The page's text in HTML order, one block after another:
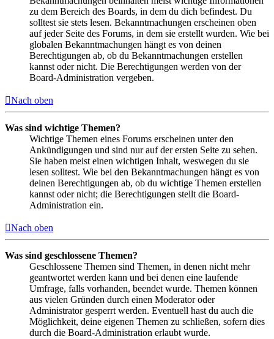
zu dem Bereich des Boards, in dem du dich befindest. Du
solltest sie stets lesen. Bekanntmachungen erscheinen oben
auf jeder Seite des Forums, in dem sie erstellt wurden. Wie bei
globalen Bekanntmachungen hängt es von deinen
Berechtigungen ab, ob du Bekanntmachungen erstellen
kannst oder nicht. Die Berechtigungen werden von der
Board-Administration vergeben.
Nach oben
Was sind wichtige Themen?
Wichtige Themen eines Forums erscheinen unter den
Ankündigungen und sind nur auf der ersten Seite zu sehen.
Sie haben meist einen wichtigen Inhalt, weswegen du sie
lesen solltest. Wie bei den Bekanntmachungen hängt es von
deinen Berechtigungen ab, ob du wichtige Themen erstellen
kannst oder nicht; die Berechtigungen stellt die Board-
Administration ein.
Nach oben
Was sind geschlossene Themen?
Geschlossene Themen sind Themen, in denen nicht mehr
geantwortet werden kann und bei denen eine laufende
Umfrage, falls vorhanden, beendet wurde. Themen können
aus vielen Gründen durch einen Moderator oder
Administrator gesperrt werden. Eventuell hast du auch die
Möglichkeit, deine eigenen Themen zu schließen, sofern dies
durch die Board-Administration erlaubt wurde.